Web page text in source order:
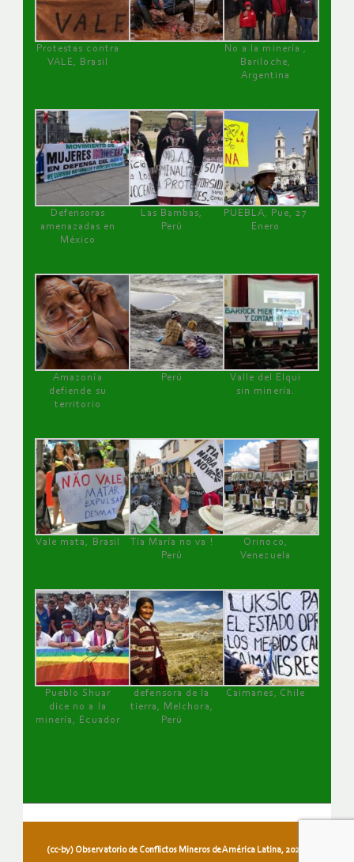
Protestas contra
VALE, Brasil
No a la minería ,
Bariloche,
Argentina
Defensoras
amenazadas en
México
Las Bambas,
Perú
PUEBLA, Pue, 27
Enero
Amazonía
defiende su
territorio
Perú
Valle del Elqui
sin minería.
Vale mata, Brasil
Tía María no va !
Perú
Orinoco,
Venezuela
Pueblo Shuar
dice no a la
minería, Ecuador
defensora de la
tierra, Melchora,
Perú
Caimanes, Chile
(cc-by) Observatorio de Conflictos Mineros de América Latina, 2026